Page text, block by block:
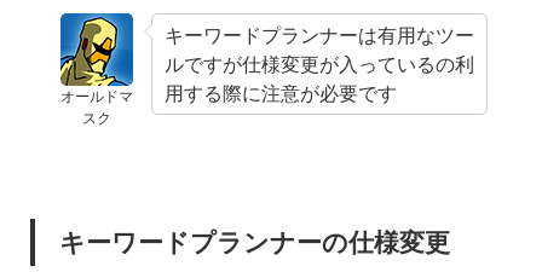
オールドマ
スク
キーワードプランナーは有用なツー
ルですが仕様変更が入っているの利
用する際に注意が必要です
キーワードプランナーの仕様変更